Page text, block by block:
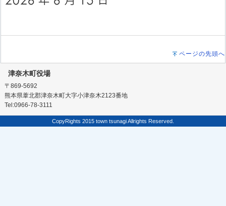
ページの先頭へ
津奈木町役場
〒869-5692
熊本県葦北郡津奈木町大字小津奈木2123番地
Tel:0966-78-3111
CopyRights 2015 town tsunagi Allrights Reserved.